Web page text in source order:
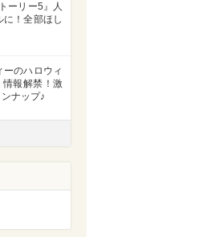
ーリー5』人
！全部ほし
ーのハロウィ
報解禁！激
ナップ♪